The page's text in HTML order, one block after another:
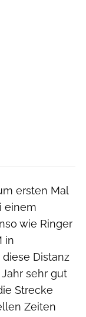
ersten Mal
einem
wie Ringer
in
Distanz
sehr gut
Strecke
Zeiten